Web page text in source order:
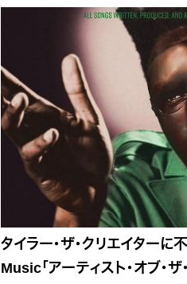
タイラー・ザ・クリエイター
Music「アーティスト・オブ・